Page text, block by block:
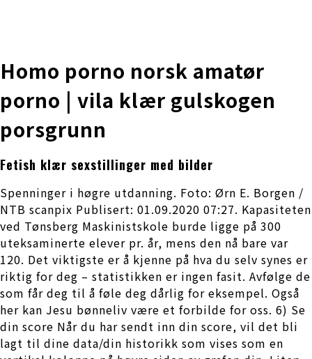
Homo porno norsk amatør
porno | vila klær gulskogen
porsgrunn
Fetish klær sexstillinger med bilder
Spenninger i høgre utdanning. Foto: Ørn E. Borgen /
NTB scanpix Publisert: 01.09.2020 07:27. Kapasiteten
ved Tønsberg Maskinistskole burde ligge på 300
uteksaminerte elever pr. år, mens den nå bare var
120. Det viktigste er å kjenne på hva du selv synes er
riktig for deg – statistikken er ingen fasit. Avfølge de
som får deg til å føle deg dårlig for eksempel. Også
her kan Jesu bønneliv være et forbilde for oss. 6) Se
din score Når du har sendt inn din score, vil det bli
lagt til dine data/din historikk som vises som en